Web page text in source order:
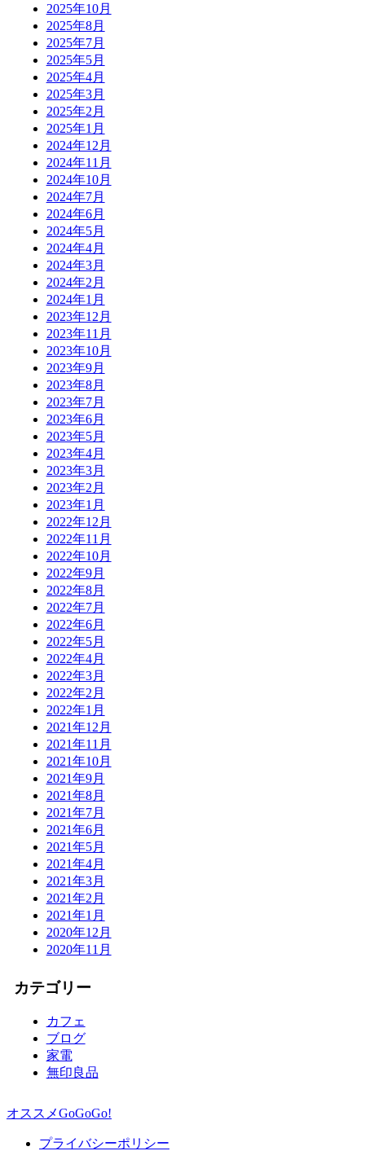
2025年10月
2025年8月
2025年7月
2025年5月
2025年4月
2025年3月
2025年2月
2025年1月
2024年12月
2024年11月
2024年10月
2024年7月
2024年6月
2024年5月
2024年4月
2024年3月
2024年2月
2024年1月
2023年12月
2023年11月
2023年10月
2023年9月
2023年8月
2023年7月
2023年6月
2023年5月
2023年4月
2023年3月
2023年2月
2023年1月
2022年12月
2022年11月
2022年10月
2022年9月
2022年8月
2022年7月
2022年6月
2022年5月
2022年4月
2022年3月
2022年2月
2022年1月
2021年12月
2021年11月
2021年10月
2021年9月
2021年8月
2021年7月
2021年6月
2021年5月
2021年4月
2021年3月
2021年2月
2021年1月
2020年12月
2020年11月
カテゴリー
カフェ
ブログ
家電
無印良品
オススメGoGoGo!
プライバシーポリシー